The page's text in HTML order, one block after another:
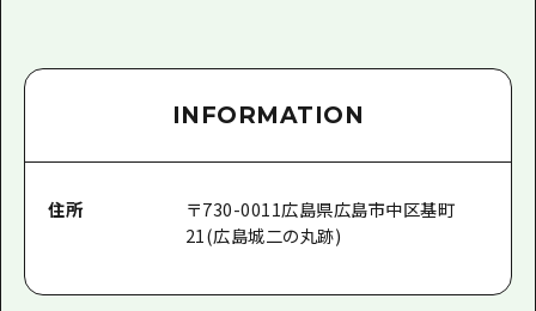
INFORMATION
住所 〒730-0011広島県広島市中区基町
21(広島城二の丸跡)